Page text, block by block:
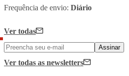
Frequência de envio: Diário
Ver todas
Assinar
Ver todas as newsletters